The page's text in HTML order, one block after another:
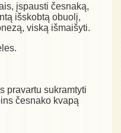
įspausti česnaką,
išskobtą obuolį,
viską išmaišyti.
pravartu sukramtyti
česnako kvapą